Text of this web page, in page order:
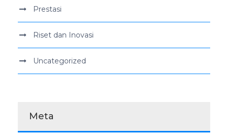
Prestasi
Riset dan Inovasi
Uncategorized
Meta